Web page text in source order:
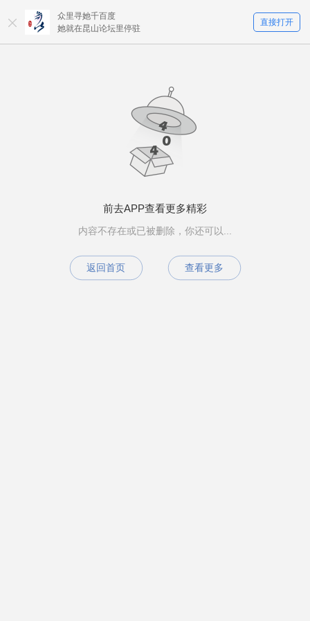
众里寻她千百度
她就在昆山论坛里停驻
直接打开
前去APP查看更多精彩
内容不存在或已被删除，你还可以...
返回首页 查看更多